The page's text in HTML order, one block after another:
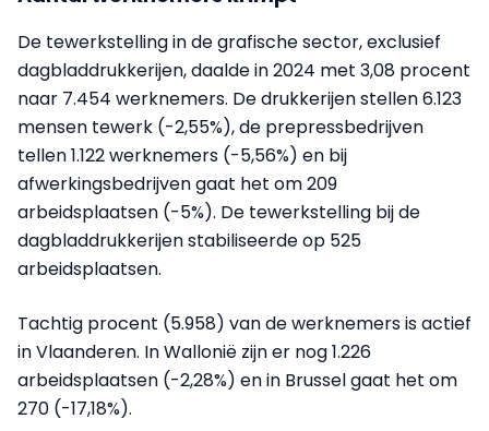
De tewerkstelling in de grafische sector, exclusief
dagbladdrukkerijen, daalde in 2024 met 3,08 procent
naar 7.454 werknemers. De drukkerijen stellen 6.123
mensen tewerk (-2,55%), de prepressbedrijven
tellen 1.122 werknemers (-5,56%) en bij
afwerkingsbedrijven gaat het om 209
arbeidsplaatsen (-5%). De tewerkstelling bij de
dagbladdrukkerijen stabiliseerde op 525
arbeidsplaatsen.
Tachtig procent (5.958) van de werknemers is actief
in Vlaanderen. In Wallonië zijn er nog 1.226
arbeidsplaatsen (-2,28%) en in Brussel gaat het om
270 (-17,18%).